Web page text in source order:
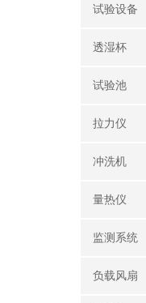
试验设备
透湿杯
试验池
拉力仪
冲洗机
量热仪
监测系统
负载风扇